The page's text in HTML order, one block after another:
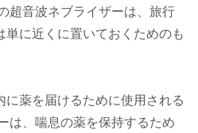
超音波ネブライザーは、旅行
単に近くに置いておくためのも
に薬を届けるために使用される
は、喘息の薬を保持するため